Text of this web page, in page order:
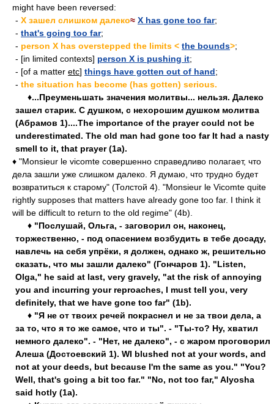
might have been reversed:
- X зашел слишком далеко≈ X has gone too far;
- that's going too far;
- person X has overstepped the limits < the bounds>;
- [in limited contexts] person X is pushing it;
- [of a matter etc] things have gotten out of hand;
- the situation has become (has gotten) serious.
♦...Преуменьшать значения молитвы... нельзя. Далеко
зашел старик. С душком, с нехорошим душком молитва
(Абрамов 1)....The importance of the prayer could not be
underestimated. The old man had gone too far It had a nasty
smell to it, that prayer (1a).
♦ "Monsieur le vicomte совершенно справедливо полагает, что
дела зашли уже слишком далеко. Я думаю, что трудно будет
возвратиться к старому" (Толстой 4). "Monsieur le Vicomte quite
rightly supposes that matters have already gone too far. I think it
will be difficult to return to the old regime" (4b).
♦ "Послушай, Ольга, - заговорил он, наконец,
торжественно, - под опасением возбудить в тебе досаду,
навлечь на себя упрёки, я должен, однако ж, решительно
сказать, что мы зашли далеко" (Гончаров 1). "Listen,
Olga," he said at last, very gravely, "at the risk of annoying
you and incurring your reproaches, I must tell you, very
definitely, that we have gone too far" (1b).
♦ "Я не от твоих речей покраснел и не за твои дела, а
за то, что я то же самое, что и ты". - "Ты-то? Ну, хватил
немного далеко". - "Нет, не далеко", - с жаром проговорил
Алеша (Достоевский 1). WI blushed not at your words, and
not at your deeds, but because I'm the same as you." "You?
Well, that's going a bit too far." "No, not too far," Alyosha
said hotly (1a).